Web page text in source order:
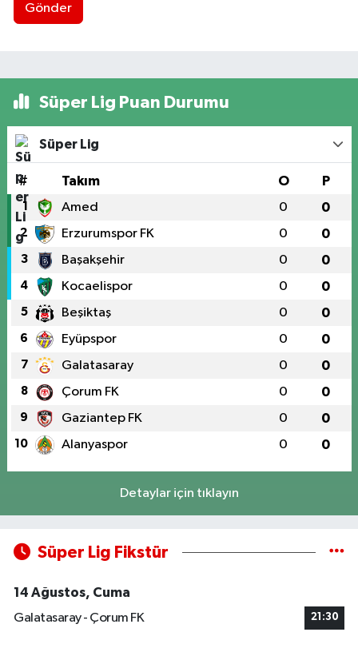
Gönder
Süper Lig Puan Durumu
Süper Lig
# Takım O P
1 Amed 0 0
2 Erzurumspor FK 0 0
3 Başakşehir 0 0
4 Kocaelispor 0 0
5 Beşiktaş 0 0
6 Eyüpspor 0 0
7 Galatasaray 0 0
8 Çorum FK 0 0
9 Gaziantep FK 0 0
10 Alanyaspor 0 0
Detaylar için tıklayın
Süper Lig Fikstür
14 Ağustos, Cuma
Galatasaray - Çorum FK
21:30